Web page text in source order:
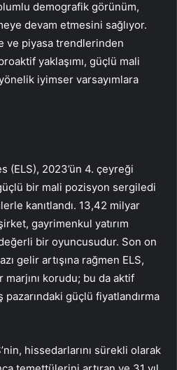
demografik görünüm,
devam etmesini sağlıyor.
ve piyasa trendlerinden
yaklaşımı, güçlü mali
iyimser varsayımlara
(ELS), 2023’ün 4. çeyreği
bir mali pozisyon sergiledi
kanıtlandı. 13,42 milyar
gayrimenkul yatırım
değerli bir oyuncusudur. Son on
gelir artışına rağmen ELS,
marjını korudu; bu da aktif
güçlü fiyatlandırma
hissedarlarını sürekli olarak